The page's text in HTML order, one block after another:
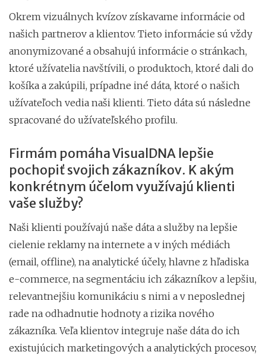
Okrem vizuálnych kvízov získavame informácie od
našich partnerov a klientov. Tieto informácie sú vždy
anonymizované a obsahujú informácie o stránkach,
ktoré užívatelia navštívili, o produktoch, ktoré dali do
košíka a zakúpili, prípadne iné dáta, ktoré o našich
užívateľoch vedia naši klienti. Tieto dáta sú následne
spracované do užívateľského profilu.
Firmám pomáha VisualDNA lepšie
pochopiť svojich zákazníkov. K akým
konkrétnym účelom využívajú klienti
vaše služby?
Naši klienti používajú naše dáta a služby na lepšie
cielenie reklamy na internete a v iných médiách
(email, offline), na analytické účely, hlavne z hľadiska
e-commerce, na segmentáciu ich zákazníkov a lepšiu,
relevantnejšiu komunikáciu s nimi a v neposlednej
rade na odhadnutie hodnoty a rizika nového
zákazníka. Veľa klientov integruje naše dáta do ich
existujúcich marketingových a analytických procesov,